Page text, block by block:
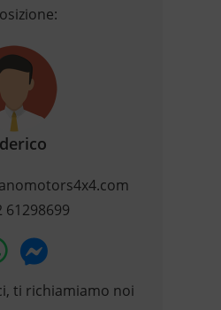
61298699
ti richiamiamo noi